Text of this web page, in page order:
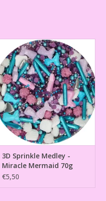
3D Sprinkle Medley - Miracle
Mermaid 70g
TOEVOEGEN AAN WINKELWAGEN
3D Sprinkle Medley -
Miracle Mermaid 70g
€5,50